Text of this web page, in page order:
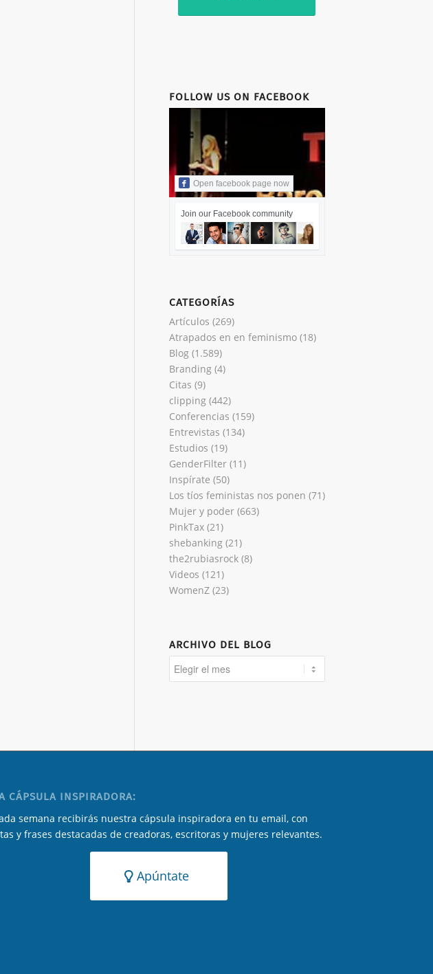
FOLLOW US ON FACEBOOK
Open facebook page now
Join our Facebook community
CATEGORÍAS
Artículos (269)
Atrapados en en feminismo(18)
Blog(1.589)
Branding(4)
Citas (9)
clipping(442)
Conferencias (159)
Entrevistas (134)
Estudios (19)
GenderFilter(11)
Inspírate (50)
Los tíos feministas nos ponen (71)
Mujer y poder(663)
PinkTax(21)
shebanking(21)
the2rubiasrock(8)
Videos (121)
WomenZ(23)
ARCHIVO DEL BLOG
CÁPSULA INSPIRADORA:
semana recibirás nuestra cápsula inspiradora en tu email, con
y frases destacadas de creadoras, escritoras y mujeres relevantes.
Apúntate